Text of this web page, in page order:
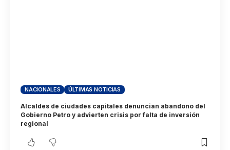
NACIONALES ÚLTIMAS NOTICIAS
Alcaldes de ciudades capitales denuncian abandono del
Gobierno Petro y advierten crisis por falta de inversión
regional